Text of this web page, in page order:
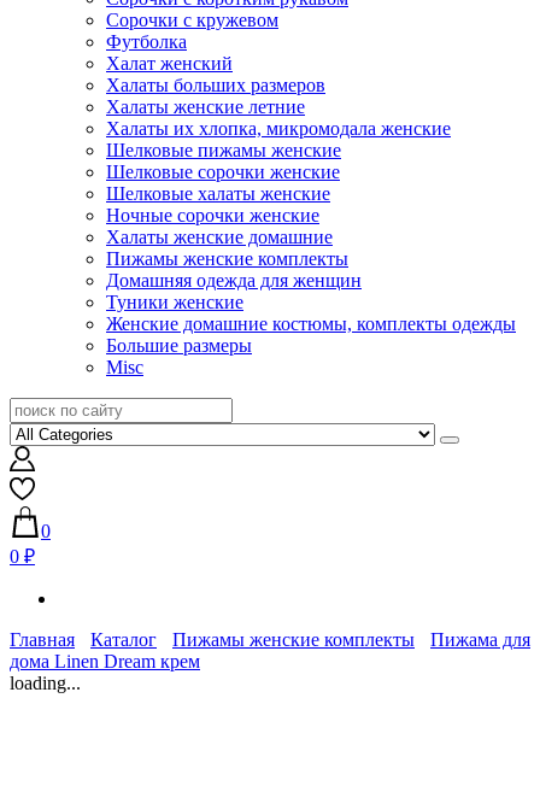
Сорочки с кружевом
Футболка
Халат женский
Халаты больших размеров
Халаты женские летние
Халаты их хлопка, микромодала женские
Шелковые пижамы женские
Шелковые сорочки женские
Шелковые халаты женские
Ночные сорочки женские
Халаты женские домашние
Пижамы женские комплекты
Домашняя одежда для женщин
Туники женские
Женские домашние костюмы, комплекты одежды
Большие размеры
Misc
0
0 ₽
Главная Каталог Пижамы женские комплекты
Пижама для
дома Linen Dream крем
loading...